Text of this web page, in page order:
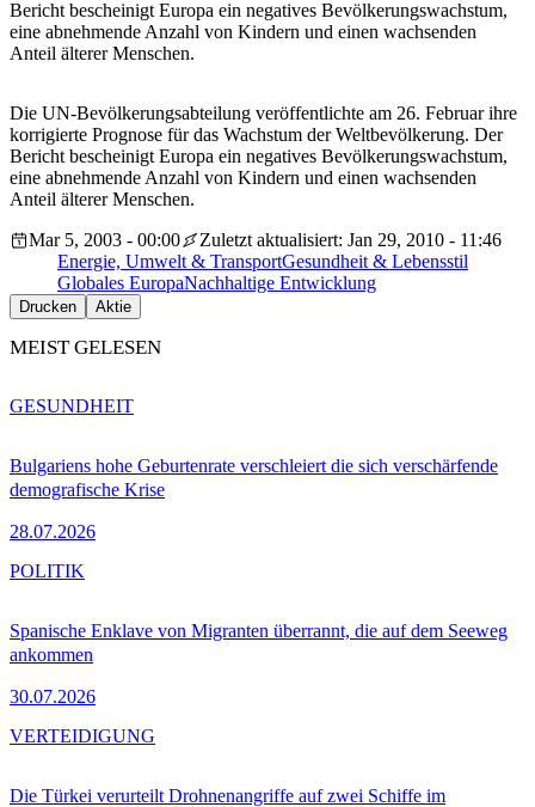
Bericht bescheinigt Europa ein negatives Bevölkerungswachstum,
eine abnehmende Anzahl von Kindern und einen wachsenden
Anteil älterer Menschen.
Die UN-Bevölkerungsabteilung veröffentlichte am 26. Februar ihre
korrigierte Prognose für das Wachstum der Weltbevölkerung. Der
Bericht bescheinigt Europa ein negatives Bevölkerungswachstum,
eine abnehmende Anzahl von Kindern und einen wachsenden
Anteil älterer Menschen.
Mar 5, 2003 - 00:00
Zuletzt aktualisiert: Jan 29, 2010 - 11:46
Energie, Umwelt & TransportGesundheit & Lebensstil
Globales EuropaNachhaltige Entwicklung
Drucken Aktie
MEIST GELESEN
Bulgariens hohe Geburtenrate verschleiert die sich verschärfende
demografische Krise
28.07.2026
GESUNDHEIT
Spanische Enklave von Migranten überrannt, die auf dem Seeweg
ankommen
30.07.2026
POLITIK
Die Türkei verurteilt Drohnenangriffe auf zwei Schiffe im
VERTEIDIGUNG